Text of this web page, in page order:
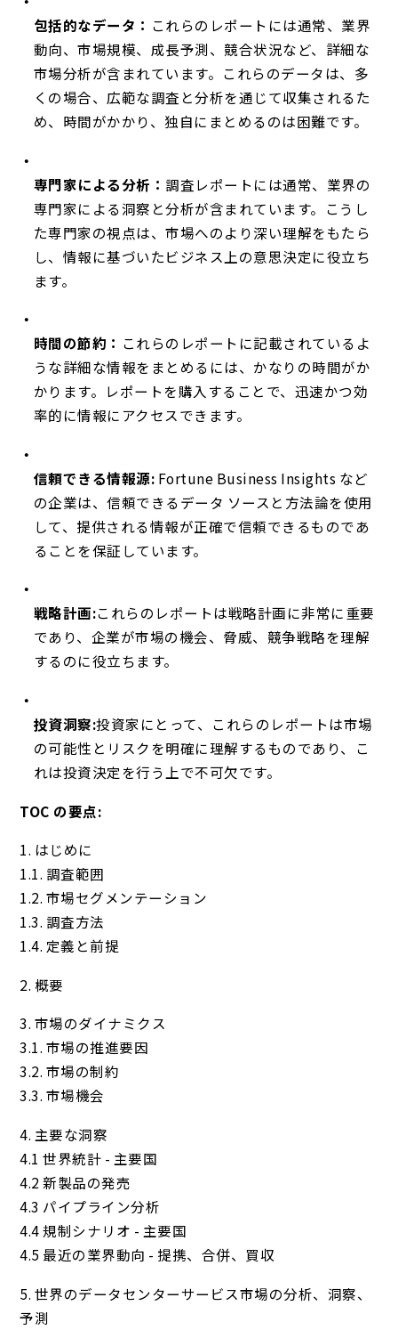
包括的なデータ： これらのレポートには通常、業界
動向、市場規模、成長予測、競合状況など、詳細な
市場分析が含まれています。これらのデータは、多
くの場合、広範な調査と分析を通じて収集されるた
め、時間がかかり、独自にまとめるのは困難です。
専門家による分析： 調査レポートには通常、業界の
専門家による洞察と分析が含まれています。こうし
た専門家の視点は、市場へのより深い理解をもたら
し、情報に基づいたビジネス上の意思決定に役立ち
ます。
時間の節約： これらのレポートに記載されているよ
うな詳細な情報をまとめるには、かなりの時間がか
かります。レポートを購入することで、迅速かつ効
率的に情報にアクセスできます。
信頼できる情報源: Fortune Business Insights など
の企業は、信頼できるデータ ソースと方法論を使用
して、提供される情報が正確で信頼できるものであ
ることを保証しています。
戦略計画:これらのレポートは戦略計画に非常に重要
であり、企業が市場の機会、脅威、競争戦略を理解
するのに役立ちます。
投資洞察:投資家にとって、これらのレポートは市場
の可能性とリスクを明確に理解するものであり、こ
れは投資決定を行う上で不可欠です。
TOC の要点:
1. はじめに
1.1. 調査範囲
1.2. 市場セグメンテーション
1.3. 調査方法
1.4. 定義と前提
2. 概要
3. 市場のダイナミクス
3.1. 市場の推進要因
3.2. 市場の制約
3.3. 市場機会
4. 主要な洞察
4.1 世界統計 - 主要国
4.2 新製品の発売
4.3 パイプライン分析
4.4 規制シナリオ - 主要国
4.5 最近の業界動向 - 提携、合併、買収
5. 世界のデータセンターサービス市場の分析、洞察、
予測